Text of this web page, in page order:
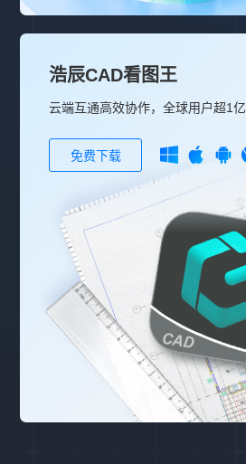
浩辰CAD看图王
云端互通高效协作，全球用户超1亿
免费下载